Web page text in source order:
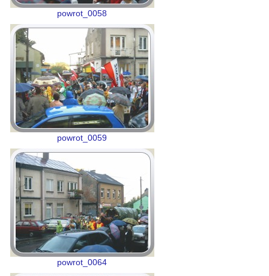
powrot_0058
powrot_0059
powrot_0064